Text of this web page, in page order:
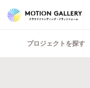
プロジェクトを探す